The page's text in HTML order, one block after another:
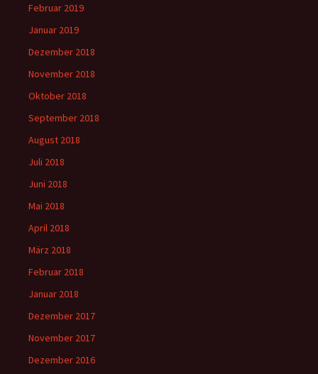
Februar 2019
Januar 2019
Dezember 2018
November 2018
Oktober 2018
September 2018
August 2018
Juli 2018
Juni 2018
Mai 2018
April 2018
März 2018
Februar 2018
Januar 2018
Dezember 2017
November 2017
Dezember 2016